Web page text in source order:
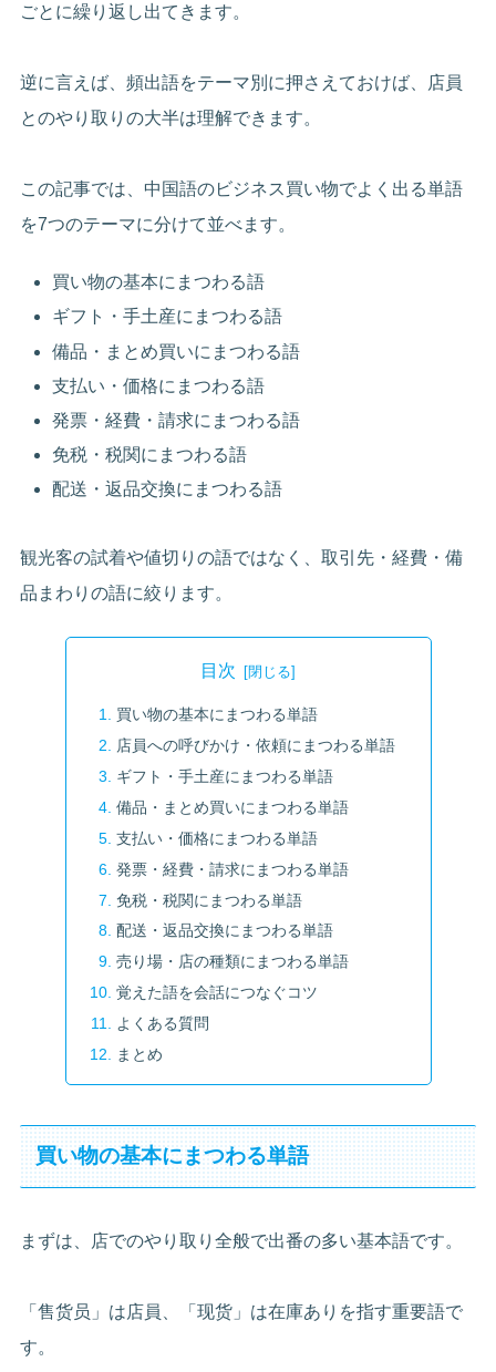
ごとに繰り返し出てきます。
逆に言えば、頻出語をテーマ別に押さえておけば、店員
とのやり取りの大半は理解できます。
この記事では、中国語のビジネス買い物でよく出る単語
を7つのテーマに分けて並べます。
買い物の基本にまつわる語
ギフト・手土産にまつわる語
備品・まとめ買いにまつわる語
支払い・価格にまつわる語
発票・経費・請求にまつわる語
免税・税関にまつわる語
配送・返品交換にまつわる語
観光客の試着や値切りの語ではなく、取引先・経費・備
品まわりの語に絞ります。
目次
買い物の基本にまつわる単語
店員への呼びかけ・依頼にまつわる単語
ギフト・手土産にまつわる単語
備品・まとめ買いにまつわる単語
支払い・価格にまつわる単語
発票・経費・請求にまつわる単語
免税・税関にまつわる単語
配送・返品交換にまつわる単語
売り場・店の種類にまつわる単語
覚えた語を会話につなぐコツ
よくある質問
まとめ
買い物の基本にまつわる単語
まずは、店でのやり取り全般で出番の多い基本語です。
「售货员」は店員、「现货」は在庫ありを指す重要語で
す。